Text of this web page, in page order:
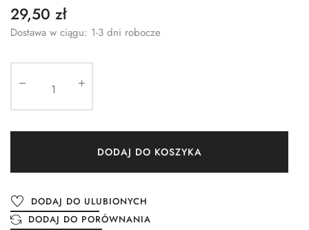
29,50 zł
Dostawa w ciągu: 1-3 dni robocze
DODAJ DO KOSZYKA
DODAJ DO ULUBIONYCH
DODAJ DO PORÓWNANIA